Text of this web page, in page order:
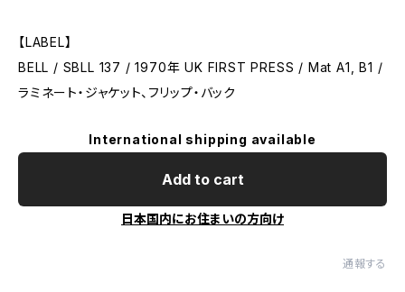
【LABEL】
BELL / SBLL 137 / 1970年 UK FIRST PRESS / Mat A1, B1 /
ラミネート・ジャケット、フリップ・バック
International shipping available
Add to cart
日本国内にお住まいの方向け
通報する